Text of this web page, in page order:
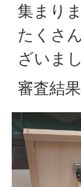
集まり
たくさ
ざいま
審査結